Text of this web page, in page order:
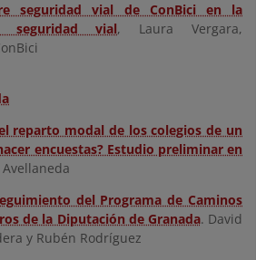
seguridad vial de ConBici en la
seguridad vial, Laura Vergara,
reparto modal de los colegios de un
encuestas? Estudio preliminar en
Avellaneda
del Programa de Caminos
de la Diputación de Granada. David
y Rubén Rodríguez